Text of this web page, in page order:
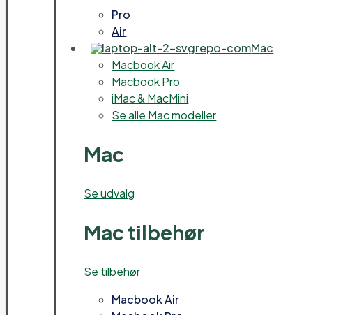
Pro
Air
Mac
Macbook Air
Macbook Pro
iMac & MacMini
Se alle Mac modeller
Mac
Se udvalg
Mac tilbehør
Se tilbehør
Macbook Air